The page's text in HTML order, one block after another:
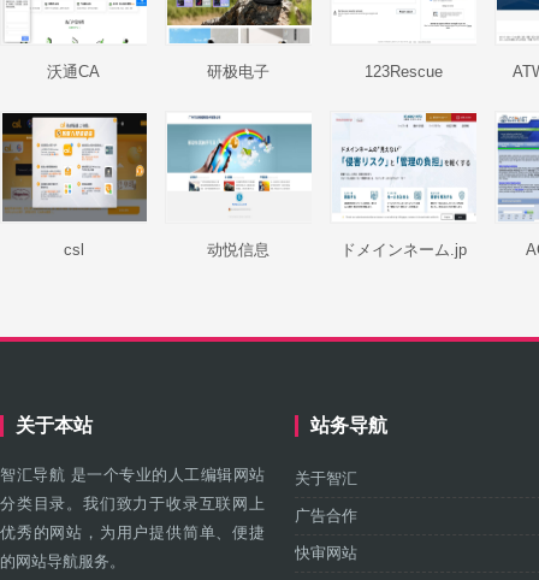
沃通CA 研极电子 123Rescue
csl 动悦信息 ドメインネーム.jp
关于本站
智汇导航 是一个专业的人工编辑网站
分类目录。我们致力于收录互联网上
优秀的网站，为用户提供简单、便捷
的网站导航服务。
站务导航
关于智汇
广告合作
快审网站